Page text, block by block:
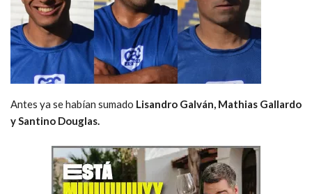
Antes ya se habían sumado Lisandro Galván, Mathias Gallardo
y Santino Douglas.